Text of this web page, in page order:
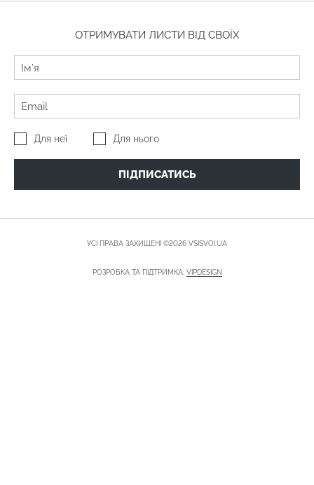
ОТРИМУВАТИ ЛИСТИ ВІД СВОЇХ
Для неї Для нього
ПІДПИСАТИСЬ
УСІ ПРАВА ЗАХИЩЕНІ ©2026 VSISVOI.UA
РОЗРОБКА ТА ПІДТРИМКА: VIPDESIGN